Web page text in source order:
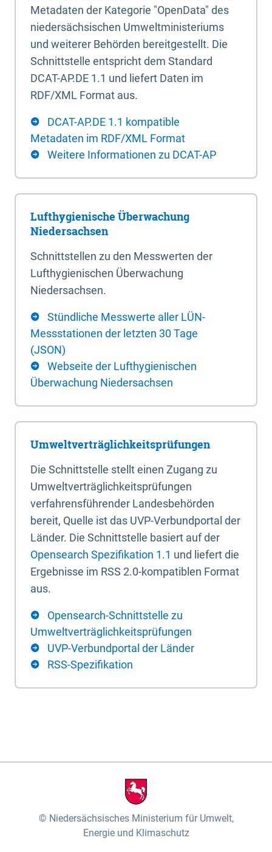
Metadaten der Kategorie "OpenData" des
niedersächsischen Umweltministeriums
und weiterer Behörden bereitgestellt. Die
Schnittstelle entspricht dem Standard
DCAT-AP.DE 1.1 und liefert Daten im
RDF/XML Format aus.
DCAT-AP.DE 1.1 kompatible
Metadaten im RDF/XML Format
Weitere Informationen zu DCAT-AP
Lufthygienische Überwachung
Niedersachsen
Schnittstellen zu den Messwerten der
Lufthygienischen Überwachung
Niedersachsen.
Stündliche Messwerte aller LÜN-
Messstationen der letzten 30 Tage
(JSON)
Webseite der Lufthygienischen
Überwachung Niedersachsen
Umweltverträglichkeitsprüfungen
Die Schnittstelle stellt einen Zugang zu
Umweltverträglichkeitsprüfungen
verfahrensführender Landesbehörden
bereit, Quelle ist das UVP-Verbundportal der
Länder. Die Schnittstelle basiert auf der
Opensearch Spezifikation 1.1 und liefert die
Ergebnisse im RSS 2.0-kompatiblen Format
aus.
Opensearch-Schnittstelle zu
Umweltverträglichkeitsprüfungen
UVP-Verbundportal der Länder
RSS-Spezifikation
Niedersächsisches Ministerium für Umwelt,
Energie und Klimaschutz